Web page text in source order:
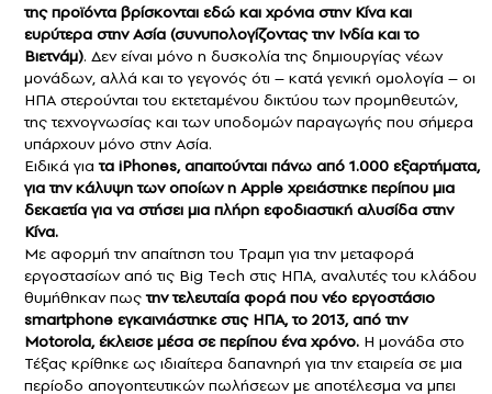
της προϊόντα βρίσκονται εδώ και χρόνια στην Κίνα και
ευρύτερα στην Ασία (συνυπολογίζοντας την Ινδία και το
Βιετνάμ). Δεν είναι μόνο η δυσκολία της δημιουργίας νέων
μονάδων, αλλά και το γεγονός ότι – κατά γενική ομολογία – οι
ΗΠΑ στερούνται του εκτεταμένου δικτύου των προμηθευτών,
της τεχνογνωσίας και των υποδομών παραγωγής που σήμερα
υπάρχουν μόνο στην Ασία.
Ειδικά γιατα iPhones, απαιτούνται πάνω από 1.000 εξαρτήματα,
για την κάλυψη των οποίων η Apple χρειάστηκε περίπου μια
δεκαετία για να στήσει μια πλήρη εφοδιαστική αλυσίδα στην
Κίνα.
Με αφορμή την απαίτηση του Τραμπ για την μεταφορά
εργοστασίων από τις Big Tech στις ΗΠΑ, αναλυτές του κλάδου
θυμήθηκαν πωςτην τελευταία φορά που νέο εργοστάσιο
smartphone εγκαινιάστηκε στις ΗΠΑ, το 2013, από την
Motorola, έκλεισε μέσα σε περίπου ένα χρόνο. Η μονάδα στο
Τέξας κρίθηκε ως ιδιαίτερα δαπανηρή για την εταιρεία σε μια
περίοδο απογοητευτικών πωλήσεων με αποτέλεσμα να μπει